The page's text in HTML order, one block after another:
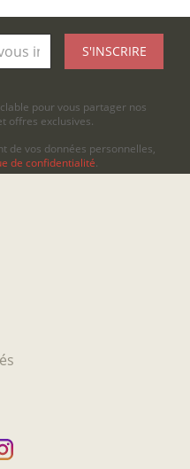
S'INSCRIRE
pour vous partager nos
offres exclusives.
de vos données personnelles,
de confidentialité.